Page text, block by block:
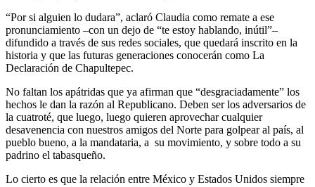
“Por si alguien lo dudara”, aclaró Claudia como remate a ese
pronunciamiento –con un dejo de “te estoy hablando, inútil”–
difundido a través de sus redes sociales, que quedará inscrito en la
historia y que las futuras generaciones conocerán como La
Declaración de Chapultepec.
No faltan los apátridas que ya afirman que “desgraciadamente” los
hechos le dan la razón al Republicano. Deben ser los adversarios de
la cuatroté, que luego, luego quieren aprovechar cualquier
desavenencia con nuestros amigos del Norte para golpear al país, al
pueblo bueno, a la mandataria, a su movimiento, y sobre todo a su
padrino el tabasqueño.
Lo cierto es que la relación entre México y Estados Unidos siempre